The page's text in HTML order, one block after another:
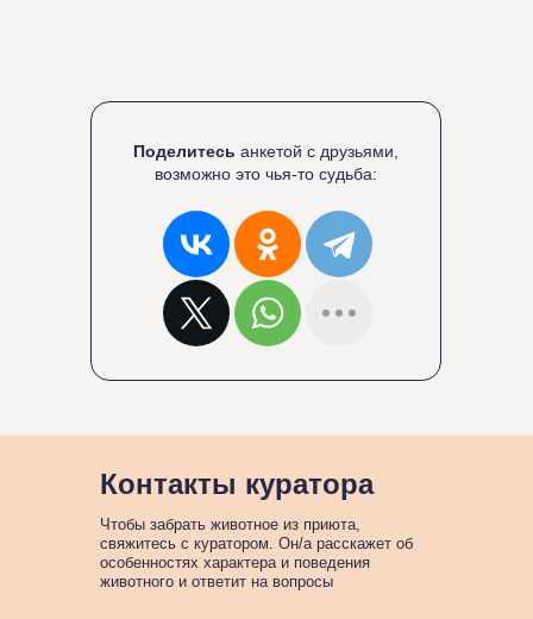
Поделитесь анкетой с друзьями,
возможно это чья-то судьба:
Контакты куратора
Чтобы забрать животное из приюта,
свяжитесь с куратором. Он/а расскажет об
особенностях характера и поведения
животного и ответит на вопросы